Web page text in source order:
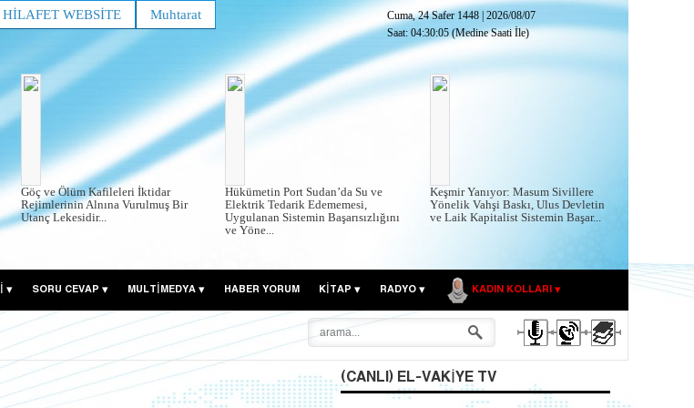
Cuma, 24 Safer 1448 2026/08/07
Saat: 04:30:06(Medine Saati İle)
HİLAFET WEBSİTE Muhtarat
Göç ve Ölüm Kafileleri İktidar
Rejimlerinin Alnına Vurulmuş Bir
Utanç Lekesidir...
Hükümetin Port Sudan’da Su ve
Elektrik Tedarik Edememesi,
Uygulanan Sistemin Başarısızlığını
ve Yöne...
Keşmir Yanıyor: Masum Sivillere
Yönelik Vahşi Baskı, Ulus Devletin
ve Laik Kapitalist Sistemin Başar...
SORU CEVAP MULTİMEDYA HABER YORUM KITAP RADYO KADIN KOLLARI
(CANLI) EL-VAKIYE TV